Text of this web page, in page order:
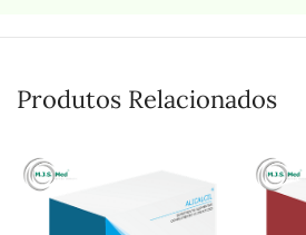
Produtos Relacionados